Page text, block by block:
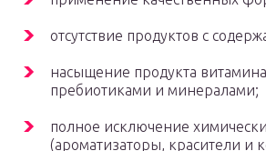
отсутствие продуктов с
насыщение продукта
пребиотиками и минералами;
полное исключение
(ароматизаторы, красители и